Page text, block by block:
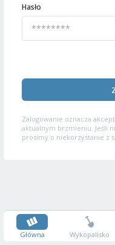
Hasło
Zalogowanie oznacza
aktualnym brzmieniu. Jeśli
prosimy o niekorzystanie z
Główna Wykopalisko